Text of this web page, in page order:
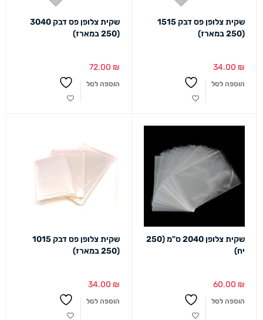
שקית צלופן פס דבק 1515
(250 במארז)
34.00 ₪
הוספה לסל
שקית צלופן פס דבק 3040
(250 במארז)
72.00 ₪
הוספה לסל
שקית צלופן 2040 ס"מ (250
יח)
60.00 ₪
הוספה לסל
שקית צלופן פס דבק 1015
(250 במארז)
34.00 ₪
הוספה לסל